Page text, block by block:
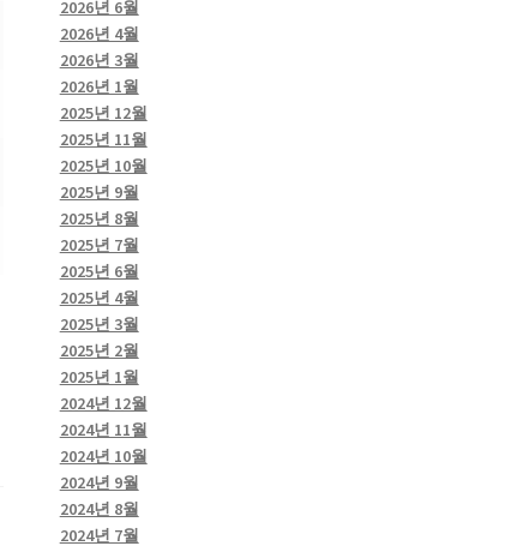
2026년 6월
2026년 4월
2026년 3월
2026년 1월
2025년 12월
2025년 11월
2025년 10월
2025년 9월
2025년 8월
2025년 7월
2025년 6월
2025년 4월
2025년 3월
2025년 2월
2025년 1월
2024년 12월
2024년 11월
2024년 10월
2024년 9월
2024년 8월
2024년 7월